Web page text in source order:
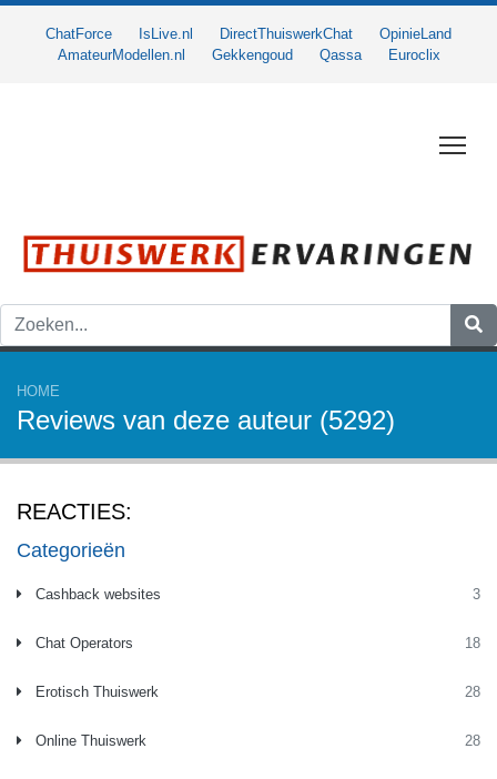
ChatForce IsLive.nl DirectThuiswerkChat
OpinieLand
AmateurModellen.nl
Gekkengoud Qassa Euroclix
HOME
Reviews van deze auteur (5292)
Categorieën
Cashback websites 3
Chat Operators 18
Erotisch Thuiswerk 28
Online Thuiswerk 28
REACTIES: